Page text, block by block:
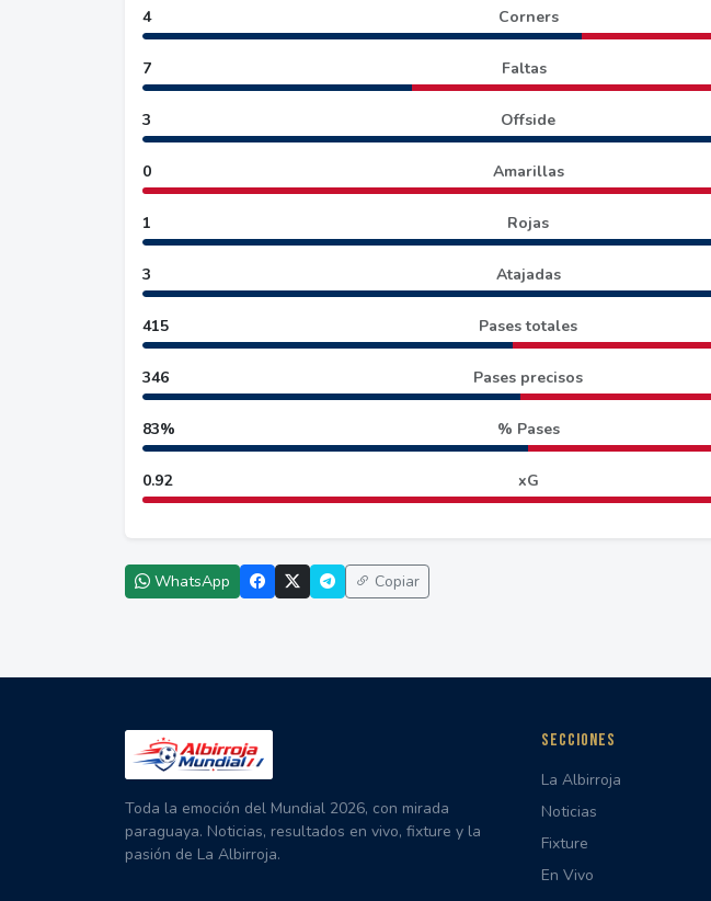
4 Corners
7 Faltas
3 Offside
0 Amarillas
1 Rojas
3 Atajadas
415 Pases totales
346 Pases precisos
83% % Pases
0.92 xG
WhatsApp Copiar
Toda la emoción del Mundial 2026, con mirada
paraguaya. Noticias, resultados en vivo, fixture y la
pasión de La Albirroja.
SECCIONES
La Albirroja
Noticias
Fixture
En Vivo